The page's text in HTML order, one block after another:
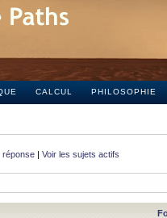
CALCUL PHILOSOPHIE
réponse | Voir les sujets actifs